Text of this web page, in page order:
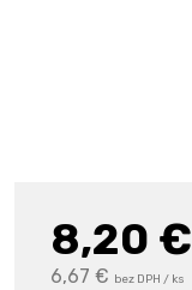
8,20 €
6,67 € bez DPH / ks